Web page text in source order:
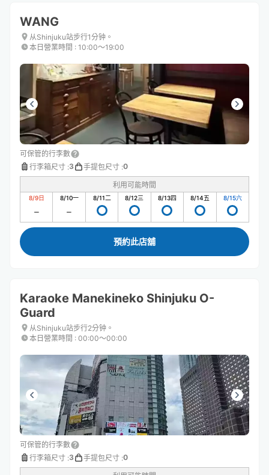
WANG
从Shinjuku站步行1分钟。
本日營業時間 : 10:00〜19:00
可保管的行李數
行李箱尺寸 :3 手提包尺寸 :0
利用可能時間
8/9日 8/10一 8/11二 8/12三 8/13四 8/14五 8/15六
預約此店舖
Karaoke Manekineko Shinjuku O-
Guard
从Shinjuku站步行2分钟。
本日營業時間 : 00:00〜00:00
可保管的行李數
行李箱尺寸 :3 手提包尺寸 :0